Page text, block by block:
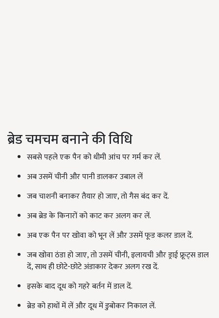
ब्रेड चमचम बनाने की विधि
सबसे पहले एक पैन को धीमी आंच पर गर्म कर लें.
अब उसमें चीनी और पानी डालकर उबाल लें
जब चाशनी बनाकर तैयार हो जाए, तो गैस बंद कर दें.
अब ब्रेड के किनारों को काट कर अलग कर लें.
अब एक पैन पर खोवा को भून लें और उसमें फूड कलर डाल दें.
जब खोवा ठंडा हो जाए, तो उसमें चीनी, इलायची और ड्राई फ्रूट्स डाल
दें, साथ ही छोटे-छोटे अंडाकार देकर अलग रख दें.
इसके बाद दूध को गहरे बर्तन में डाल दें.
ब्रेड को हाथों में लें और दूध में डुबोकर निकाल लें.